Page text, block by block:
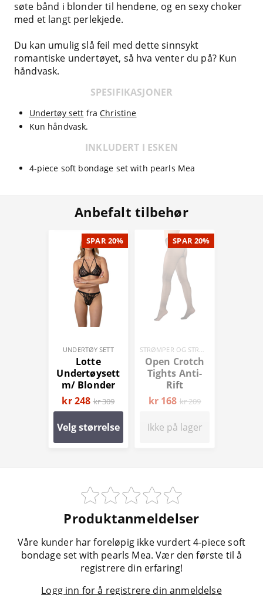
søte bånd i blonder til hendene, og en sexy choker
med et langt perlekjede.
Du kan umulig slå feil med dette sinnsykt
romantiske undertøyet, så hva venter du på? Kun
håndvask.
SPESIFIKASJONER
Undertøy sett fraChristine
Kun håndvask.
INKLUDERT I ESKEN
4-piece soft bondage set with pearls Mea
Anbefalt tilbehør
SPAR 20%
UNDERTØY SETT
Lotte
Undertøysett
m/ Blonder
kr 248 kr 309
Velg størrelse
SPAR 20%
Open Crotch
Tights Anti-
Rift
kr 168 kr 209
Ikke på lager
Produktanmeldelser
Våre kunder har foreløpig ikke vurdert 4-piece soft
bondage set with pearls Mea. Vær den første til å
registrere din erfaring!
Logg inn for å registrere din anmeldelse